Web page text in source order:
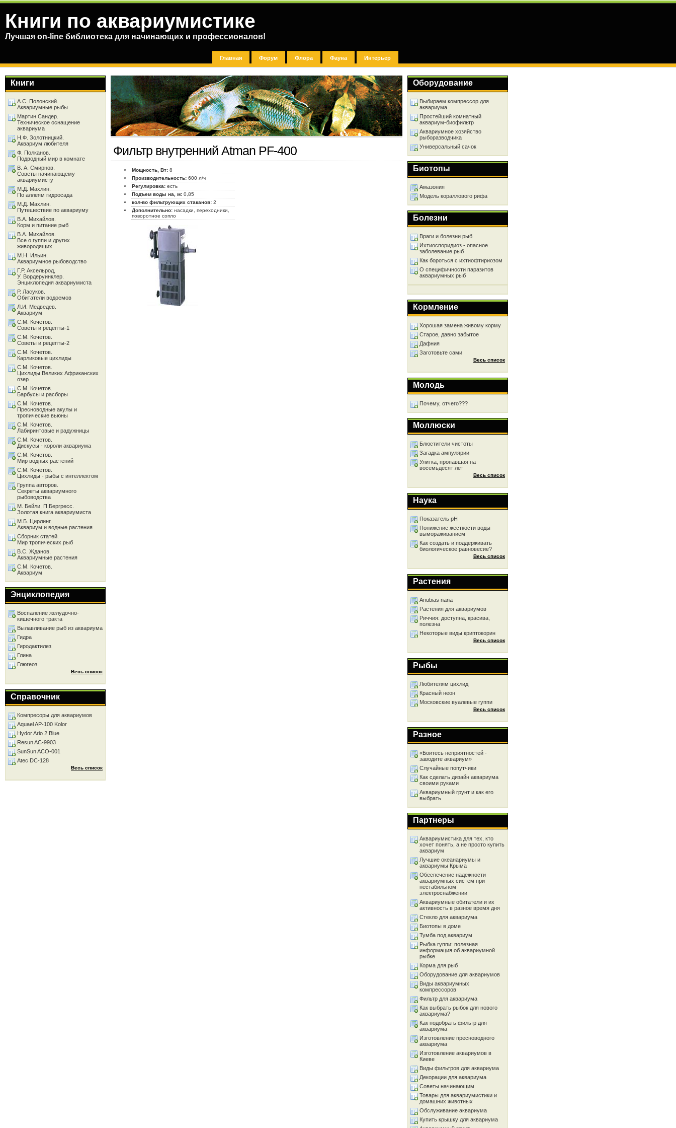
Книги по аквариумистике
Лучшая on-line библиотека для начинающих и профессионалов!
Главная Форум Флора Фауна Интерьер
Фильтр внутренний Atman PF-400
Мощность, Вт: 8
Производительность: 600 л/ч
Регулировка: есть
Подъем воды на, м: 0,85
кол-во фильтрующих стаканов: 2
Дополнительно: насадки, переходники,
поворотное сопло
Оборудование
Выбираем компрессор для
аквариума
Простейший комнатный
аквариум-биофильтр
Аквариумное хозяйство
рыборазводчика
Универсальный сачок
Биотопы
Амазония
Модель кораллового рифа
Болезни
Враги и болезни рыб
Ихтиоспоридиоз - опасное
заболевание рыб
Как бороться с ихтиофтириозом
О специфичности паразитов
аквариумных рыб
Кормление
Хорошая замена живому корму
Старое, давно забытое
Дафния
Заготовьте сами
Весь список
Молодь
Почему, отчего???
Моллюски
Блюстители чистоты
Загадка ампулярии
Улитка, пропавшая на
восемьдесят лет
Весь список
Наука
Показатель рН
Понижение жесткоcти воды
вымораживанием
Как создать и поддерживать
биологическое равновесие?
Весь список
Растения
Anubias nana
Растения для аквариумов
Риччия: доступна, красива,
полезна
Некоторые виды криптокорин
Весь список
Рыбы
Любителям цихлид
Красный неон
Московские вуалевые гуппи
Весь список
Разное
«Боитесь неприятностей -
заводите аквариум»
Случайные попутчики
Как сделать дизайн аквариума
своими руками
Аквариумный грунт и как его
выбрать
Партнеры
Аквариумистика для тех, кто
хочет понять, а не просто купить
аквариум
Лучшие океанариумы и
аквариумы Крыма
Обеспечение надежности
аквариумных систем при
нестабильном
электроснабжении
Аквариумные обитатели и их
активность в разное время дня
Стекло для аквариума
Биотопы в доме
Тумба под аквариум
Рыбка гуппи: полезная
информация об аквариумной
рыбке
Корма для рыб
Оборудование для аквариумов
Виды аквариумных
компрессоров
Фильтр для аквариума
Как выбрать рыбок для нового
аквариума?
Как подобрать фильтр для
аквариума
Изготовление пресноводного
аквариума
Изготовление аквариумов в
Киеве
Виды фильтров для аквариума
Декорации для аквариума
Советы начинающим
Товары для аквариумистики и
домашних животных
Обслуживание аквариума
Купить крышку для аквариума
Книги
А.С. Полонский.
Аквариумные рыбы
Мартин Сандер.
Техническое оснащение
аквариума
Н.Ф. Золотницкий.
Аквариум любителя
Ф. Полканов.
Подводный мир в комнате
В. А. Смирнов.
Советы начинающему
аквариумисту
М.Д. Махлин.
По аллеям гидросада
М.Д. Махлин.
Путешествие по аквариуму
В.А. Михайлов.
Корм и питание рыб
В.А. Михайлов.
Все о гуппи и других
живородящих
М.Н. Ильин.
Аквариумное рыбоводство
Г.Р. Аксельрод,
У. Вордеруинклер.
Энциклопедия аквариумиста
Р. Ласуков.
Обитатели водоемов
Л.И. Медведев.
Аквариум
С.М. Кочетов.
Советы и рецепты-1
С.М. Кочетов.
Советы и рецепты-2
С.М. Кочетов.
Карликовые цихлиды
С.М. Кочетов.
Цихлиды Великих Африканских
озер
С.М. Кочетов.
Барбусы и расборы
С.М. Кочетов.
Пресноводные акулы и
тропические вьюны
С.М. Кочетов.
Лабиринтовые и радужницы
С.М. Кочетов.
Дискусы - короли аквариума
С.М. Кочетов.
Мир водных растений
С.М. Кочетов.
Цихлиды - рыбы с интеллектом
Группа авторов.
Секреты аквариумного
рыбоводства
М. Бейли, П.Бергресс.
Золотая книга аквариумиста
М.Б. Цирлинг.
Аквариум и водные растения
Сборник статей.
Мир тропических рыб
В.С. Жданов.
Аквариумные растения
С.М. Кочетов.
Аквариум
Энциклопедия
Воспаление желудочно-
кишечного тракта
Вылавливание рыб из аквариума
Гидра
Гиродактилез
Глина
Глюгеоз
Весь список
Справочник
Компресоры для аквариумов
Aquael AP-100 Kolor
Hydor Ario 2 Blue
Resun AC-9903
SunSun ACO-001
Atec DC-128
Весь список